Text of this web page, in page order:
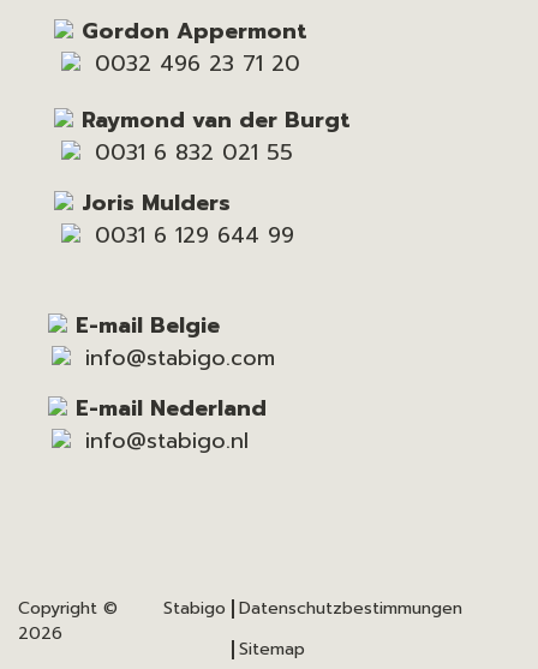
Gordon Appermont
0032 496 23 71 20
Raymond van der Burgt
0031 6 832 021 55
Joris Mulders
0031 6 129 644 99
E-mail Belgie
info@stabigo.com
E-mail Nederland
info@stabigo.nl
Copyright ©
2026
Stabigo Datenschutzbestimmungen
Sitemap